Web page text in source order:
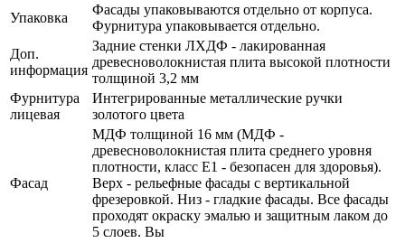
Упаковка
Фасады упаковываются отдельно от корпуса.
Фурнитура упаковывается отдельно.
Доп.
информация
Задние стенки ЛХДФ - лакированная
древесноволокнистая плита высокой плотности
толщиной 3,2 мм
Фурнитура
лицевая
Интегрированные металлические ручки
золотого цвета
Фасад
МДФ толщиной 16 мм (МДФ -
древесноволокнистая плита среднего уровня
плотности, класс E1 - безопасен для здоровья).
Верх - рельефные фасады с вертикальной
фрезеровкой. Низ - гладкие фасады. Все фасады
проходят окраску эмалью и защитным лаком до
5 слоев. Вы